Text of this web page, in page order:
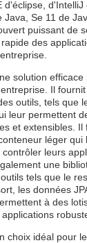
d'éclipse,
Java, Se 11 de
puissant de
des
solution
Il
outils, tels que
leur permettent
et extensibles.
léger
leurs
une
tels que le
les données
à des
choix idéal pour